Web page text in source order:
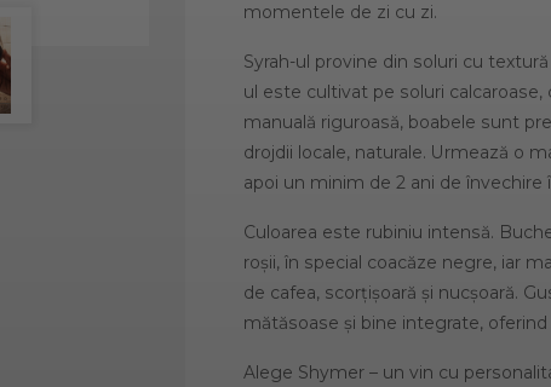
momentele de zi cu zi.
Syrah-ul provine din soluri cu
ul este cultivat pe soluri
manuală riguroasă, boabele sunt
drojdii locale, naturale. Urmează o
apoi un minim de 2 ani de învechire
Culoarea este rubiniu intensă.
roșii, în special coacăze negre, iar
de cafea, scorțișoară și nucșoară.
mătăsoase și bine integrate,
Alege Shymer – un vin cu